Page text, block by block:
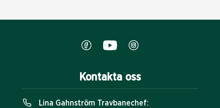
Kontakta oss
Lina Gahnström Travbanechef: